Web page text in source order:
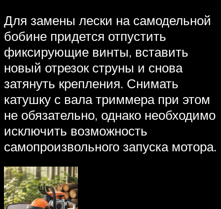
Для замены лески на самодельной
бобине придется отпустить
фиксирующие винты, вставить
новый отрезок струны и снова
затянуть крепления. Снимать
катушку с вала триммера при этом
не обязательно, однако необходимо
исключить возможность
самопроизвольного запуска мотора.